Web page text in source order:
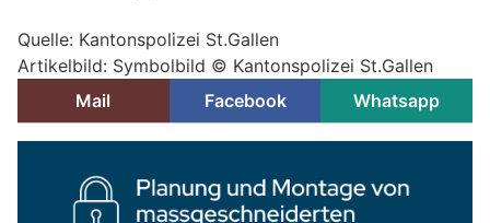
Quelle: Kantonspolizei St.Gallen
Artikelbild: Symbolbild © Kantonspolizei St.Gallen
Mail
Facebook Whatsapp